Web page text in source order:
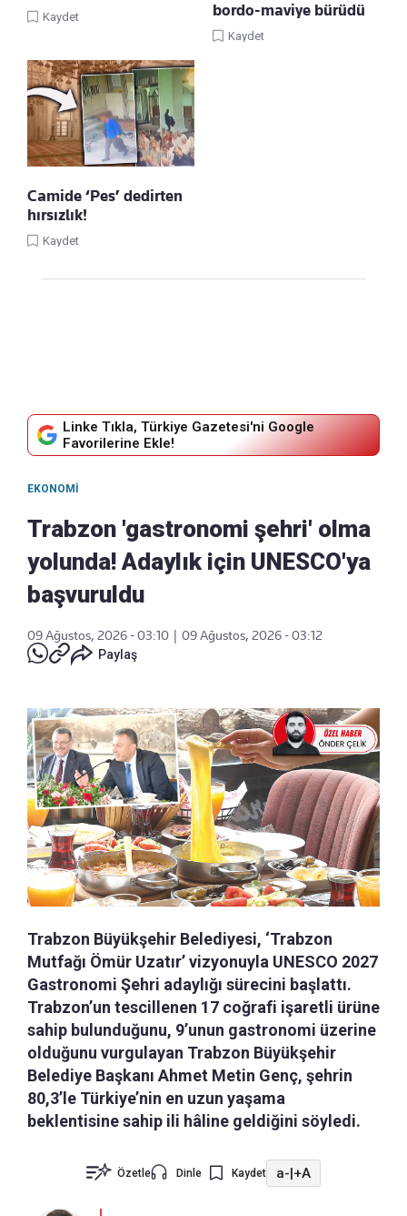
Kaydet bordo-maviye bürüdü
Kaydet
Camide ‘Pes’ dedirten
hırsızlık!
Kaydet
Linke Tıkla, Türkiye Gazetesi'ni Google
Favorilerine Ekle!
EKONOMI
Trabzon 'gastronomi şehri' olma
yolunda! Adaylık için UNESCO'ya
başvuruldu
09 Ağustos, 2026 - 03:10
09 Ağustos, 2026 - 03:12
Paylaş
Trabzon Büyükşehir Belediyesi, ‘Trabzon
Mutfağı Ömür Uzatır’ vizyonuyla UNESCO 2027
Gastronomi Şehri adaylığı sürecini başlattı.
Trabzon’un tescillenen 17 coğrafi işaretli ürüne
sahip bulunduğunu, 9’unun gastronomi üzerine
olduğunu vurgulayan Trabzon Büyükşehir
Belediye Başkanı Ahmet Metin Genç, şehrin
80,3’le Türkiye’nin en uzun yaşama
beklentisine sahip ili hâline geldiğini söyledi.
Özetle Dinle Kaydet a-|+A